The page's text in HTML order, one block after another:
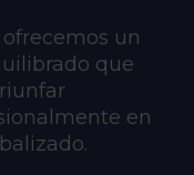
un
que
en